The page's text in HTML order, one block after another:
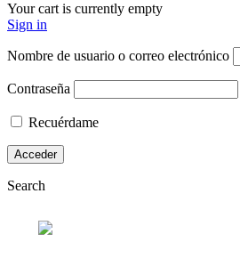
Your cart is currently empty
Sign in
Nombre de usuario o correo electrónico
Contraseña
Recuérdame
Search